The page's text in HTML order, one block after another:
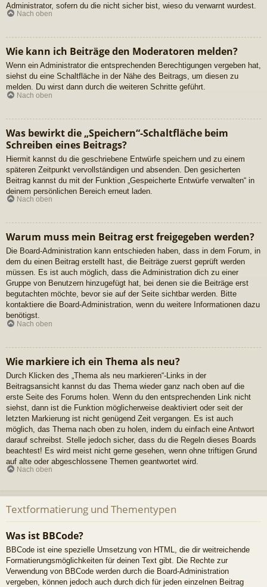
Administrator, sofern du die nicht sicher bist, wieso du verwarnt wurdest.
Nach oben
Wie kann ich Beiträge den Moderatoren melden?
Wenn ein Administrator die entsprechenden Berechtigungen vergeben hat,
siehst du eine Schaltfläche in der Nähe des Beitrags, um diesen zu
melden. Du wirst dann durch die weiteren Schritte geführt.
Nach oben
Was bewirkt die „Speichern“-Schaltfläche beim
Schreiben eines Beitrags?
Hiermit kannst du die geschriebene Entwürfe speichern und zu einem
späteren Zeitpunkt vervollständigen und absenden. Den gesicherten
Beitrag kannst du mit der Funktion „Gespeicherte Entwürfe verwalten“ in
deinem persönlichen Bereich erneut laden.
Nach oben
Warum muss mein Beitrag erst freigegeben werden?
Die Board-Administration kann entschieden haben, dass in dem Forum, in
dem du einen Beitrag erstellt hast, die Beiträge zuerst geprüft werden
müssen. Es ist auch möglich, dass die Administration dich zu einer
Gruppe von Benutzern hinzugefügt hat, bei denen sie die Beiträge erst
begutachten möchte, bevor sie auf der Seite sichtbar werden. Bitte
kontaktiere die Board-Administration, wenn du weitere Informationen dazu
benötigst.
Nach oben
Wie markiere ich ein Thema als neu?
Durch Klicken des „Thema als neu markieren“-Links in der
Beitragsansicht kannst du das Thema wieder ganz nach oben auf die
erste Seite des Forums holen. Wenn du den entsprechenden Link nicht
siehst, dann ist die Funktion möglicherweise deaktiviert oder seit der
letzten Markierung ist nicht genügend Zeit vergangen. Es ist auch
möglich, das Thema nach oben zu holen, indem du einfach eine Antwort
darauf schreibst. Stelle jedoch sicher, dass du die Regeln dieses Boards
beachtest! Es wird meist nicht gerne gesehen, wenn ohne triftigen Grund
auf alte oder abgeschlossene Themen geantwortet wird.
Nach oben
Textformatierung und Thementypen
Was ist BBCode?
BBCode ist eine spezielle Umsetzung von HTML, die dir weitreichende
Formatierungsmöglichkeiten für deinen Text gibt. Die Rechte zur
Verwendung von BBCode werden durch die Board-Administration
vergeben, können jedoch auch durch dich für jeden einzelnen Beitrag